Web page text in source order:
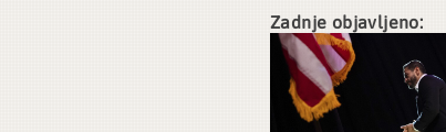
Zadnje objavljeno: